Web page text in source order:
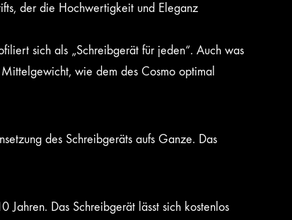
der die Hochwertigkeit und Eleganz
sich als „Schreibgerät für jeden“. Auch was
wie dem des Cosmo optimal
des Schreibgeräts aufs Ganze. Das
Jahren. Das Schreibgerät lässt sich kostenlos